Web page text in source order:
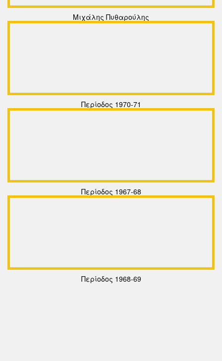
Μιχάλης Πυθαρούλης
Περίοδος 1970-71
Περίοδος 1967-68
Περίοδος 1968-69